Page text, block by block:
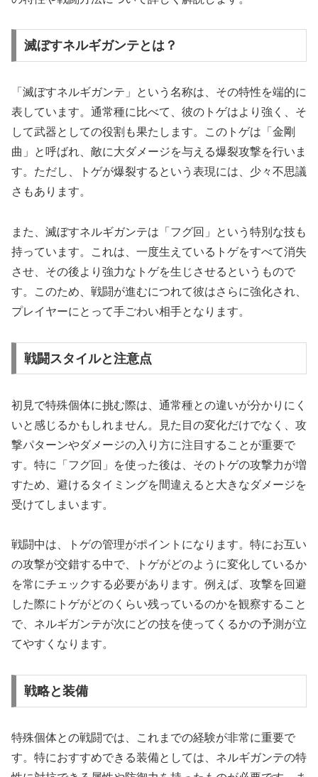
滅ぼすネルギガンテとは？
「滅ぼすネルギガンテ」という名称は、その特性を端的に
表しています。通常種に比べて、彼のトゲはより強く、そ
して武器としての役割も果たします。このトゲは「金剛
曲」と呼ばれ、敵に大ダメージを与える爆裂攻撃を行いま
す。ただし、トゲが爆裂するという表現には、少々不思議
さもあります。
また、滅ぼすネルギガンテは「フグ回」という特別な技も
持っています。これは、一度生えているトゲをすべて消失
させ、その後より強力なトゲを生じさせるというもので
す。このため、戦闘が進むにつれて彼はさらに強化され、
プレイヤーにとって手ごわい相手となります。
戦闘スタイルと注意点
初見で特殊個体に挑む際は、通常種との違いが分かりにく
いと感じるかもしれません。見た目の変化だけでなく、攻
撃パターンやダメージの入り方に注目することが重要で
す。特に「フグ回」を使った後は、そのトゲの攻撃力が増
すため、避けるタイミングを間違えると大きなダメージを
受けてしまいます。
戦闘中は、トゲの管理がポイントになります。特にお互い
の攻撃が交錯する中で、トゲがどのように変化しているか
を常にチェックする必要があります。例えば、攻撃を回避
した際にトゲがどのくらい残っているのかを観察すること
で、ネルギガンテが次にどの技を使ってくるかの予測が立
てやすくなります。
戦略と装備
特殊個体との戦闘では、これまでの経験が非常に重要で
す。特におすすめできる装備としては、ネルギガンテの特